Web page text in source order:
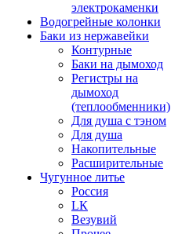
электрокаменки
Водогрейные колонки
Баки из нержавейки
Контурные
Баки на дымоход
Регистры на
дымоход
(теплообменники)
Для душа с тэном
Для душа
Накопительные
Расширительные
Чугунное литье
Россия
LК
Везувий